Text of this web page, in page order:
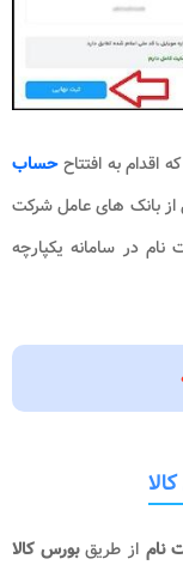
اقدام به افتتاححساب
از بانک های عامل شرکت
در سامانه یکپارچه
نام از طریقبورس کالا